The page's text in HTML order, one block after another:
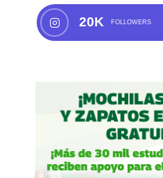
20K FOLLOWERS